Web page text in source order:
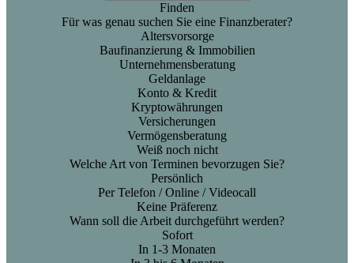
Finden
Für was genau suchen Sie eine Finanzberater?
Altersvorsorge
Baufinanzierung & Immobilien
Unternehmensberatung
Geldanlage
Konto & Kredit
Kryptowährungen
Versicherungen
Vermögensberatung
Weiß noch nicht
Welche Art von Terminen bevorzugen Sie?
Persönlich
Per Telefon / Online / Videocall
Keine Präferenz
Wann soll die Arbeit durchgeführt werden?
Sofort
In 1-3 Monaten